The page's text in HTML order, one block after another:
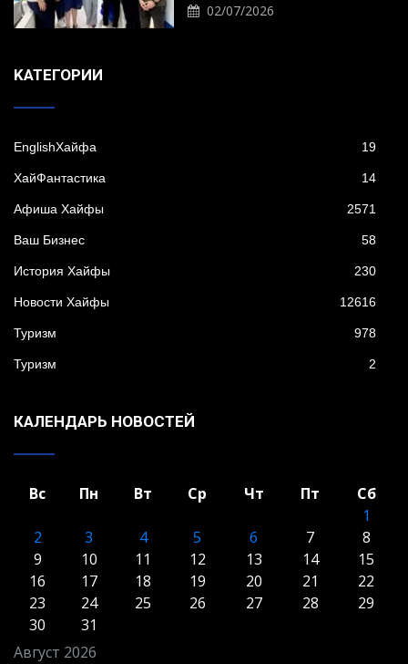
02/07/2026
KАТЕГОРИИ
EnglishХайфа 19
XайФантастика 14
Афиша Хайфы 2571
Ваш Бизнес 58
История Хайфы 230
Новости Хайфы 12616
Туризм 978
Туризм 2
КАЛЕНДАРЬ НОВОСТЕЙ
Август 2026
Вс Пн Вт Ср Чт Пт
Сб
1
2
3 4 5 6 7
8
9
10 11 12 13 14
15
16
17 18 19 20 21
22
23
24 25 26 27 28
29
30
31